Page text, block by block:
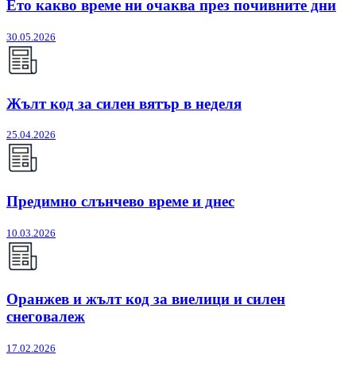
Ето какво време ни очаква през почивните дни
30.05.2026
Жълт код за силен вятър в неделя
25.04.2026
Предимно слънчево време и днес
10.03.2026
Оранжев и жълт код за виелици и силен
снеговалеж
17.02.2026